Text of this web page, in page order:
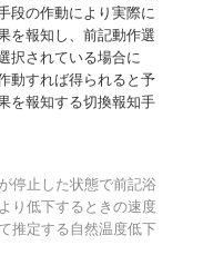
段の作動により実際に
を報知し、前記動作選
択されている場合に
動すれば得られると予
を報知する切換報知手
停止した状態で前記浴
り低下するときの速度
推定する自然温度低下